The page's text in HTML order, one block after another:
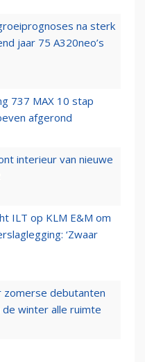
na sterk
jaar 75 A320neo’s
737 MAX 10 stap
afgerond
interieur van nieuwe
ILT op KLM E&M om
‘Zwaar
zomerse debutanten
de winter alle ruimte